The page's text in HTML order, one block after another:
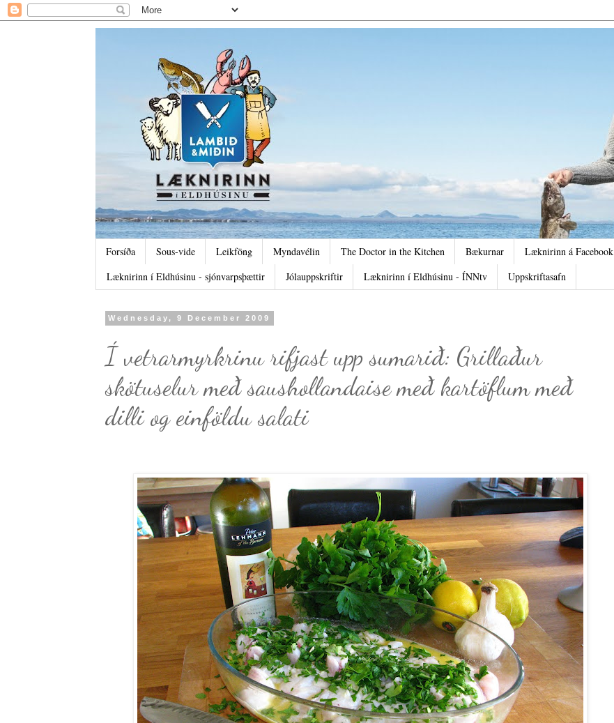
Forsíða Sous-vide Leikföng Myndavélin The Doctor in the Kitchen Bækurnar Læknirinn á Facebook
Læknirinn í Eldhúsinu - sjónvarpsþættir
Jólauppskriftir Læknirinn í Eldhúsinu - ÍNNtv Uppskriftasafn
Wednesday, 9 December 2009
Í vetrarmyrkrinu rifjast upp sumarið: Grillaður
skötuselur með saushollandaise með kartöflum með
dilli og einföldu salati